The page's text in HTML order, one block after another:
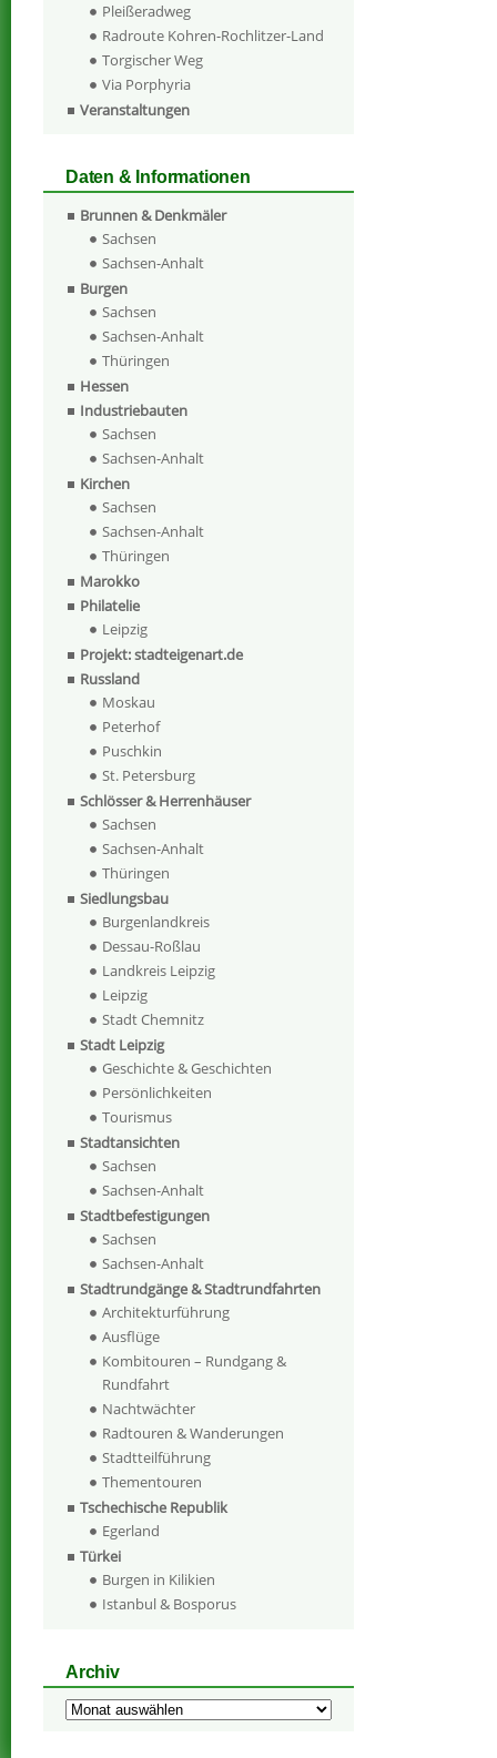
Pleißeradweg
Radroute Kohren-Rochlitzer-Land
Torgischer Weg
Via Porphyria
Veranstaltungen
Daten & Informationen
Brunnen & Denkmäler
Sachsen
Sachsen-Anhalt
Burgen
Sachsen
Sachsen-Anhalt
Thüringen
Hessen
Industriebauten
Sachsen
Sachsen-Anhalt
Kirchen
Sachsen
Sachsen-Anhalt
Thüringen
Marokko
Philatelie
Leipzig
Projekt: stadteigenart.de
Russland
Moskau
Peterhof
Puschkin
St. Petersburg
Schlösser & Herrenhäuser
Sachsen
Sachsen-Anhalt
Thüringen
Siedlungsbau
Burgenlandkreis
Dessau-Roßlau
Landkreis Leipzig
Leipzig
Stadt Chemnitz
Stadt Leipzig
Geschichte & Geschichten
Persönlichkeiten
Tourismus
Stadtansichten
Sachsen
Sachsen-Anhalt
Stadtbefestigungen
Sachsen
Sachsen-Anhalt
Stadtrundgänge & Stadtrundfahrten
Architekturführung
Ausflüge
Kombitouren – Rundgang &
Rundfahrt
Nachtwächter
Radtouren & Wanderungen
Stadtteilführung
Thementouren
Tschechische Republik
Egerland
Türkei
Burgen in Kilikien
Istanbul & Bosporus
Archiv
Archiv